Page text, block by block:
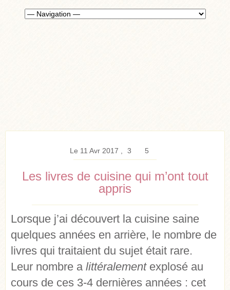
Le 11 Avr 2017 3 5
Les livres de cuisine qui m’ont tout
appris
Lorsque j’ai découvert la cuisine saine
quelques années en arrière, le nombre de
livres qui traitaient du sujet était rare.
Leur nombre a littéralementexplosé au
cours de ces 3-4 dernières années : cet